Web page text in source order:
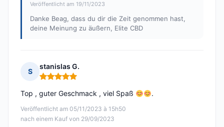
Veröffentlicht am 19/11/2023
Danke Beag, dass du dir die Zeit genommen hast,
deine Meinung zu äußern, Elite CBD
S
stanislas G.
Hinweis: 5 von 5
Veröffentlicht am 05/11/2023 à 15h50
nach einem Kauf von 29/09/2023
Top , guter Geschmack , viel Spaß .